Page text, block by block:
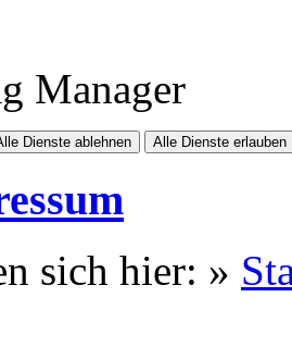
Manager
Dienste ablehnen Alle Dienste erlauben
sich hier: »